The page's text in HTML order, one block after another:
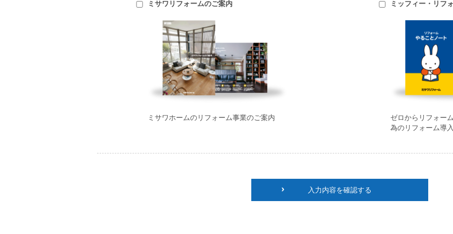
ミサワリフォームのご案内
ミサワホームのリフォーム事業のご案内
ミッフィー・リフ
ゼロからリフォー
為のリフォーム導
入力内容を確認する